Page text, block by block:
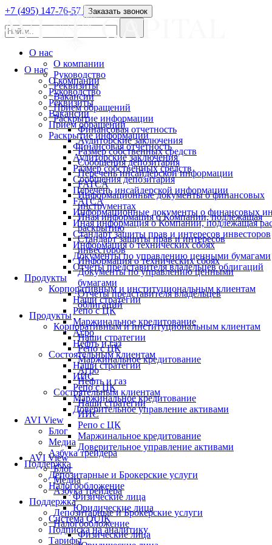
О нас
О компании
Руководство
Реквизиты
Вакансии
Прием обращений
Раскрытие информации
Финансовая отчетность
Аудиторские заключения
Размер собственных средств
Сообщения депозитария
Перечень инсайдерской информации
FATCA
Информационные документы о финансовых
Иная информация о Компании, подлежащая
Стандарт защиты прав и интересов инвесторов
Информация о технических сбоях
Документы по управлению ценными бумагами
Отчеты представителя владельцев облигаций
Продукты
Корпоративным и институциональным клиентам
Наши стратегии
Репо с ЦК
Маржинальное кредитование
Агро
Нефть и газ
Состоятельным клиентам
Наши стратегии
ИИС
Репо с ЦК
Маржинальное кредитование
Доверительное управление активами
AVI View
Блог
Медиа
Азбука трейдера
Поддержка
Депозитарные и Брокерские услуги
Налогообложение
Физические лица
Юридические лица
Система QUIK
Подписка на аналитику
Тарифы
+7 (495) 147-76-57 Заказать звонок
О нас
О компании
Руководство
Реквизиты
Вакансии
Прием обращений
Раскрытие информации
Финансовая отчетность
Аудиторские заключения
Размер собственных средств
Сообщения депозитария
Перечень инсайдерской информации
FATCA
Информационные документы о финансовых
инструментах
Иная информация о Компании, подлежащая
раскрытию
Стандарт защиты прав и интересов
инвесторов
Информация о технических сбоях
Документы по управлению ценными
бумагами
Отчеты представителя владельцев
облигаций
Продукты
Корпоративным и институциональным клиентам
Наши стратегии
Репо с ЦК
Маржинальное кредитование
Агро
Нефть и газ
Состоятельным клиентам
Наши стратегии
ИИС
Репо с ЦК
Маржинальное кредитование
Доверительное управление активами
AVI View
Блог
Медиа
Азбука трейдера
Поддержка
Депозитарные и Брокерские услуги
Налогообложение
Физические лица